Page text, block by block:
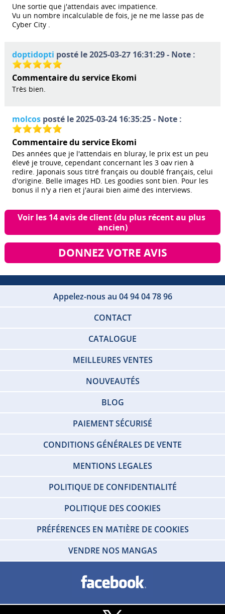
Une sortie que j'attendais avec impatience.
Vu un nombre incalculable de fois, je ne me lasse pas de
Cyber City .
doptidopti posté le 2025-03-27 16:31:29 - Note :
Commentaire du service Ekomi
Très bien.
molcosposté le 2025-03-24 16:35:25 - Note :
Commentaire du service Ekomi
Des années que je l'attendais en bluray, le prix est un peu
élevé je trouve, cependant concernant les 3 oav rien à
redire. Japonais sous titré français ou doublé français, celui
d'origine. Belle images HD. Les goodies sont bien. Pour les
bonus il n'y a rien et j'aurai bien aimé des interviews.
Voir les 14 avis de client (du plus récent au plus
ancien)
DONNEZ VOTRE AVIS
Appelez-nous au 04 94 04 78 96
CONTACT
CATALOGUE
MEILLEURES VENTES
NOUVEAUTÉS
BLOG
PAIEMENT SÉCURISÉ
CONDITIONS GÉNÉRALES DE VENTE
MENTIONS LEGALES
POLITIQUE DE CONFIDENTIALITÉ
POLITIQUE DES COOKIES
PRÉFÉRENCES EN MATIÈRE DE COOKIES
VENDRE NOS MANGAS